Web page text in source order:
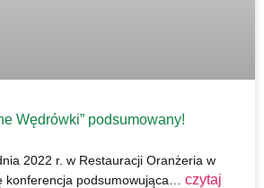
Wędrówki” podsumowany!
2022 r. w Restauracji Oranżeria w
konferencja podsumowująca… czytaj